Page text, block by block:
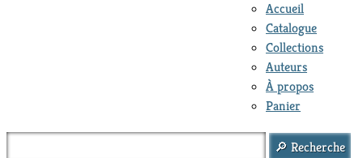
Accueil
Catalogue
Collections
Auteurs
À propos
Panier